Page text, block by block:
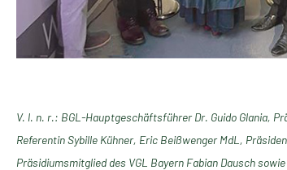
V. l. n. r.: BGL-Hauptgeschäftsführer Dr. Guido Glania,
Referentin Sybille Kühner, Eric Beißwenger MdL,
Präsidiumsmitglied des VGL Bayern Fabian Dausch